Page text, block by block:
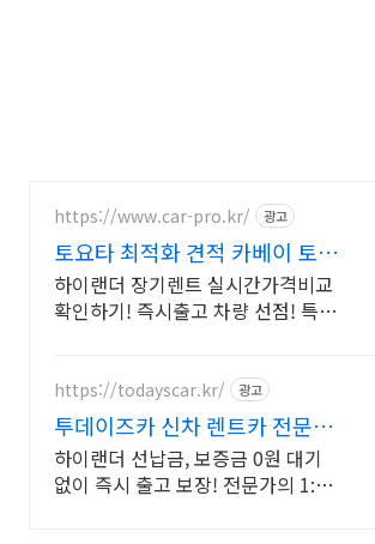
https://www.car-pro.kr/ 광고
토요타 최적화 견적 카베이 토요
타 특가차량 무료견적
하이랜더 장기렌트 실시간가격비교
확인하기! 즉시출고 차량 선점! 특가
출고 선점하세요.
https://todayscar.kr/ 광고
투데이즈카 신차 렌트카 전문가
의 1:1 맞춤 컨설팅
하이랜더 선납금, 보증금 0원 대기
없이 즉시 출고 보장! 전문가의 1:1